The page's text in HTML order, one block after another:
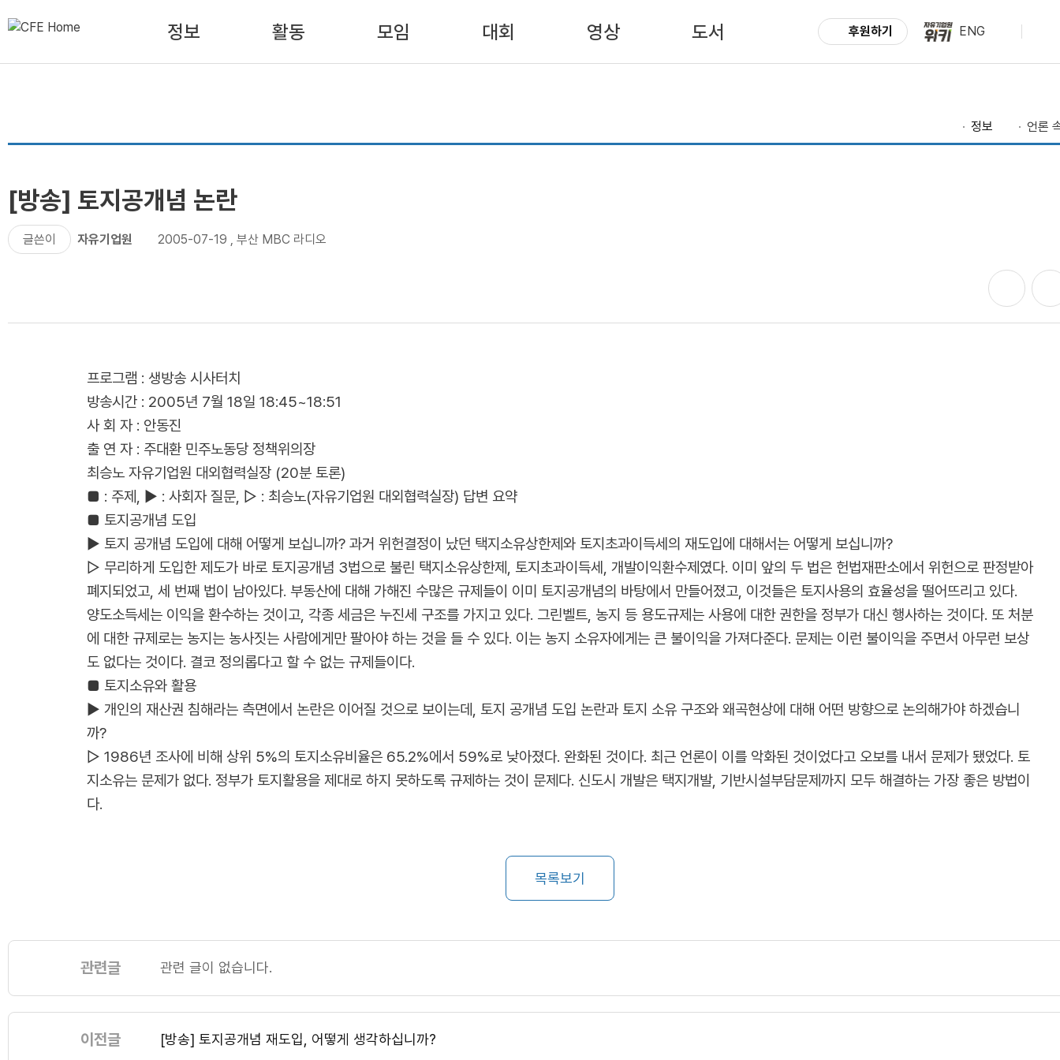
정보 활동 모임 대회 영상 도서 후원하기 ENG
정보 언론
[방송] 토지공개념 논란
글쓴이 자유기업원 2005-07-19 , 부산 MBC 라디오
프로그램 : 생방송 시사터치
방송시간 : 2005년 7월 18일 18:45~18:51
사 회 자 : 안동진
출 연 자 : 주대환 민주노동당 정책위의장
최승노 자유기업원 대외협력실장 (20분 토론)
■ : 주제, ▶ : 사회자 질문, ▷ : 최승노(자유기업원 대외협력실장) 답변 요약
■ 토지공개념 도입
▶ 토지 공개념 도입에 대해 어떻게 보십니까? 과거 위헌결정이 났던 택지소유상한제와 토지초과이득세의 재도입에 대해서는 어떻게 보십니까?
▷ 무리하게 도입한 제도가 바로 토지공개념 3법으로 불린 택지소유상한제, 토지초과이득세, 개발이익환수제였다. 이미 앞의 두 법은 헌법재판소에서 위헌으로 판정받아
폐지되었고, 세 번째 법이 남아있다. 부동산에 대해 가해진 수많은 규제들이 이미 토지공개념의 바탕에서 만들어졌고, 이것들은 토지사용의 효율성을 떨어뜨리고 있다.
양도소득세는 이익을 환수하는 것이고, 각종 세금은 누진세 구조를 가지고 있다. 그린벨트, 농지 등 용도규제는 사용에 대한 권한을 정부가 대신 행사하는 것이다. 또 처분
에 대한 규제로는 농지는 농사짓는 사람에게만 팔아야 하는 것을 들 수 있다. 이는 농지 소유자에게는 큰 불이익을 가져다준다. 문제는 이런 불이익을 주면서 아무런 보상
도 없다는 것이다. 결코 정의롭다고 할 수 없는 규제들이다.
■ 토지소유와 활용
▶ 개인의 재산권 침해라는 측면에서 논란은 이어질 것으로 보이는데, 토지 공개념 도입 논란과 토지 소유 구조와 왜곡현상에 대해 어떤 방향으로 논의해가야 하겠습니
까?
▷ 1986년 조사에 비해 상위 5%의 토지소유비율은 65.2%에서 59%로 낮아졌다. 완화된 것이다. 최근 언론이 이를 악화된 것이었다고 오보를 내서 문제가 됐었다. 토
지소유는 문제가 없다. 정부가 토지활용을 제대로 하지 못하도록 규제하는 것이 문제다. 신도시 개발은 택지개발, 기반시설부담문제까지 모두 해결하는 가장 좋은 방법이
다.
목록보기
관련글 관련 글이 없습니다.
이전글 [방송] 토지공개념 재도입, 어떻게 생각하십니까?